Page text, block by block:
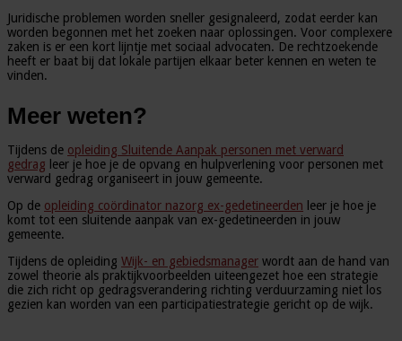
Juridische problemen worden sneller gesignaleerd, zodat eerder kan
worden begonnen met het zoeken naar oplossingen. Voor complexere
zaken is er een kort lijntje met sociaal advocaten. De rechtzoekende
heeft er baat bij dat lokale partijen elkaar beter kennen en weten te
vinden.
Meer weten?
Tijdens de opleiding Sluitende Aanpak personen met verward
gedrag leer je hoe je de opvang en hulpverlening voor personen met
verward gedrag organiseert in jouw gemeente.
Op de opleiding coördinator nazorg ex-gedetineerden leer je hoe je
komt tot een sluitende aanpak van ex-gedetineerden in jouw
gemeente.
Tijdens de opleiding Wijk- en gebiedsmanager wordt aan de hand van
zowel theorie als praktijkvoorbeelden uiteengezet hoe een strategie
die zich richt op gedragsverandering richting verduurzaming niet los
gezien kan worden van een participatiestrategie gericht op de wijk.